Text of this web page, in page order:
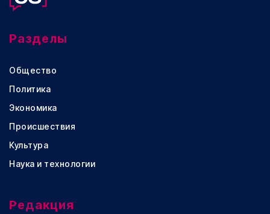
Разделы
Общество
Политика
Экономика
Происшествия
Культура
Наука и технологии
Редакция